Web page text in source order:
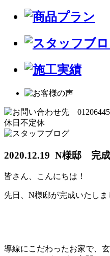
2020.12.19 N様邸 完
皆さん、こんにちは！
先日、N様邸が完成いたしま
導線にこだわったお家で